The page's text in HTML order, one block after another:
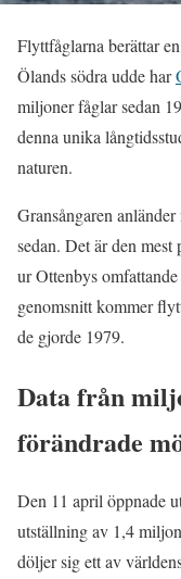
Flyttfåglarna berättar
Ölands södra udde har
miljoner fåglar sedan
denna unika
naturen.
Gransångaren anländer
sedan. Det är den
ur Ottenbys
genomsnitt kommer
de gjorde 1979.
Data från
förändrade
Den 11 april öppnade
utställning av 1,4
döljer sig ett av